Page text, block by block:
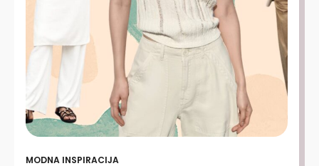
MODNA INSPIRACIJA